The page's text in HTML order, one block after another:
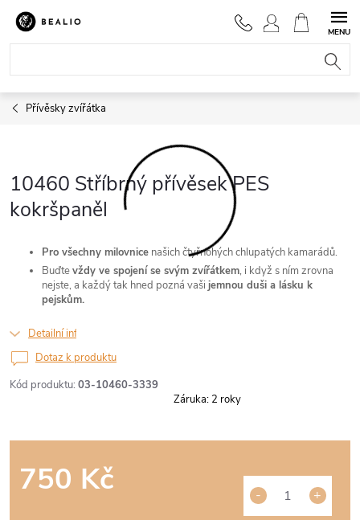
Přejít
obsah
NÁKUPNÍ
KOŠÍK
Přívěsky zvířátka
10460 Stříbrný přívěsek PES
kokršpaněl
Kód produktu: 03-10460-3339
Pro všechny milovnice našich čtyřnohých chlupatých kamarádů.
Buďtevždy ve spojení se svým zvířátkem, i když s ním zrovna
nejste, a každý tak hned pozná vaši jemnou duši a lásku k
pejskům.
Detailní informace
750 Kč
Dotaz k produktu
Záruka: 2 roky